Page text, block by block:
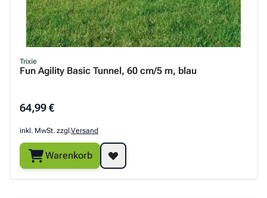
Trixie
Fun Agility Basic Tunnel, 60 cm/5 m, blau
64,99 €
inkl. MwSt. zzgl.Versand
Warenkorb